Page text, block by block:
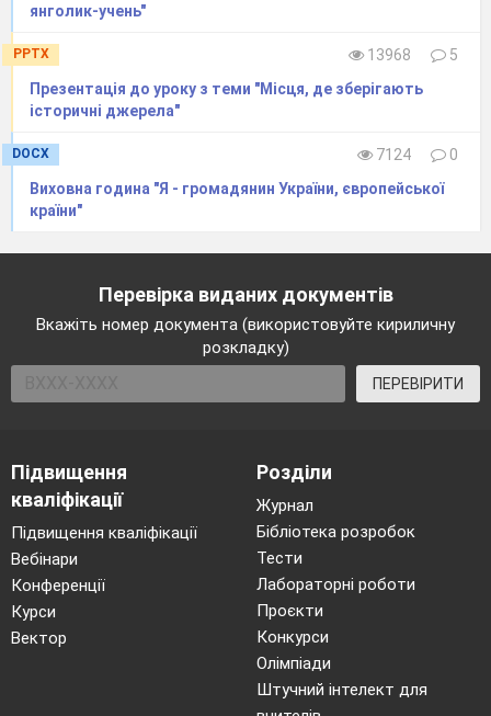
янголик-учень"
PPTX 13968
5
Презентація до уроку з теми "Місця, де зберігають
історичні джерела"
DOCX 7124
0
Виховна година "Я - громадянин України, європейської
країни"
Перевірка виданих документів
Вкажіть номер документа (використовуйте кириличну
розкладку)
ПЕРЕВІРИТИ
Підвищення
кваліфікації
Підвищення кваліфікації
Вебінари
Конференції
Курси
Вектор
Розділи
Журнал
Бібліотека розробок
Тести
Лабораторні роботи
Проєкти
Конкурси
Олімпіади
Штучний інтелект для